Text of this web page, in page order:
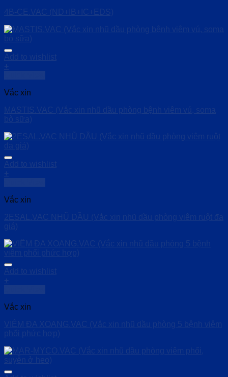
4B-CE.VAC (ND+IB+IC+EDS)
Add to wishlist
+
Vắc xin
MASTIS.VAC (Vắc xin nhũ dầu phòng bệnh viêm vú, soma
bò sữa)
Add to wishlist
+
Vắc xin
2ESAL.VAC NHŨ DẦU (Vắc xin nhũ dầu phòng viêm ruột đa
giá)
Add to wishlist
+
Vắc xin
VIÊM ĐA XOANG.VAC (Vắc xin nhũ dầu phòng 5 bệnh viêm
phổi phức hợp)